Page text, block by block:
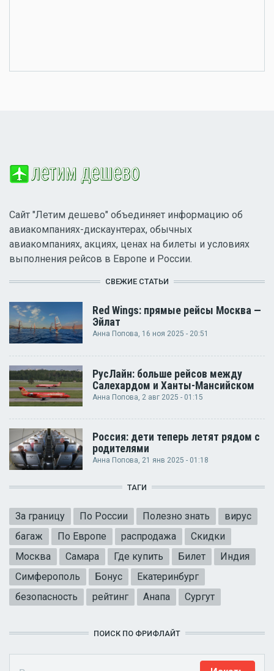
Сайт "Летим дешево" объединяет информацию об
авиакомпаниях-дискаунтерах, обычных
авиакомпаниях, акциях, ценах на билеты и условиях
выполнения рейсов в Европе и России.
СВЕЖИЕ СТАТЬИ
Red Wings: прямые рейсы Москва —
Эйлат
Анна Попова, 16 ноя 2025 - 20:51
РусЛайн: больше рейсов между
Салехардом и Ханты-Мансийском
Анна Попова , 2 авг 2025 - 01:15
Россия: дети теперь летят рядом с
родителями
Анна Попова, 21 янв 2025 - 01:18
ТАГИ
За границу По России Полезно знать
вирус
багаж
По Европе распродажа
Скидки
Москва
Самара Где купить Билет
Индия
Симферополь
Бонус
Екатеринбург
безопасность
рейтинг Анапа Сургут
ПОИСК ПО ФРИФЛАЙТ